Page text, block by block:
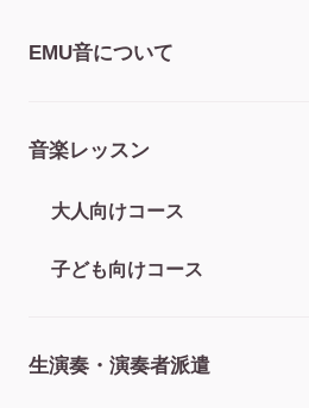
EMU音について
音楽レッスン
大人向けコース
子ども向けコース
生演奏・演奏者派遣